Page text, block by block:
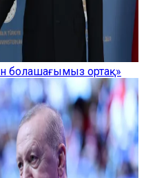
болашағымыз ортақ»